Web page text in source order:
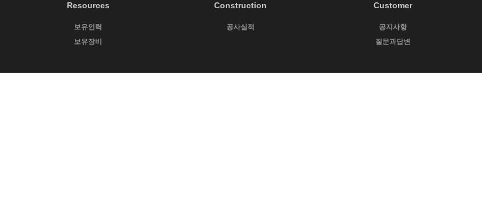
Resources
보유인력
보유장비
Construction
공사실적
Customer
공지사항
질문과답변